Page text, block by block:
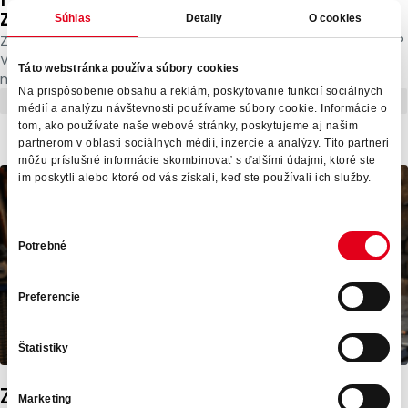
Súhlas Detaily O cookies
Táto webstránka používa súbory cookies
Na prispôsobenie obsahu a reklám, poskytovanie funkcií sociálnych
médií a analýzu návštevnosti používame súbory cookie. Informácie o
tom, ako používate naše webové stránky, poskytujeme aj našim
partnerom v oblasti sociálnych médií, inzercie a analýzy. Títo partneri
môžu príslušné informácie skombinovať s ďalšími údajmi, ktoré ste
im poskytli alebo ktoré od vás získali, keď ste používali ich služby.
súhlasu
Potrebné
Preferencie
Štatistiky
Marketing
zamestnancov
Získať špičkových zamestnancov v rekordne krátkom čase?
V prvej časti prípadovej štúdie z Filipín sme ukázali, že je to
možné....
Recruitment Prípadová štúdia Zahraniční zamestnanci
Zahraniční zamestnanci ako